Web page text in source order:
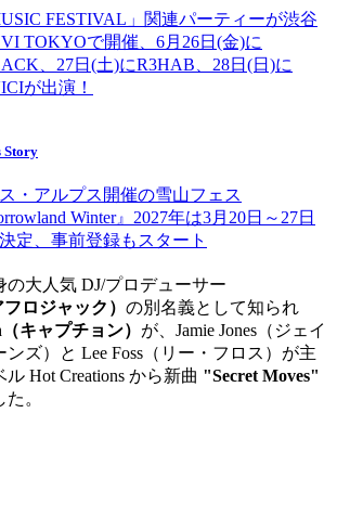
FESTIVAL」関連パーティーが渋谷
TOKYOで開催、6月26日(金)に
、27日(土)にR3HAB、28日(日)に
が出演！
Story
・アルプス開催の雪山フェス
Winter』2027年は3月20日～27日
定、事前登録もスタート
の大人気 DJ/プロデューサー
ロジャック） の別名義として知られ
キャプチョン） が、Jamie Jones（ジェイ
ンズ）と Lee Foss（リー・フロス）が主
Hot Creations から新曲 "Secret Moves"
。